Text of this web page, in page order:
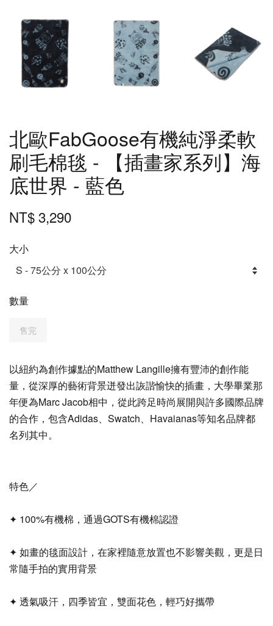
北歐FabGoose有機純淨柔軟
刷毛棉毯 - 【插畫家系列】海
底世界 - 藍色
NT$ 3,290
大小
數量
售完
以紐約為創作據點的Matthew Langille擁有豐沛的創作能
量，從深厚的藝術背景迸發出詼諧愉快的插畫，大學畢業那
年便為Marc Jacob相中，從此跨足時尚展開與許多國際品牌
的合作，包含Adidas、Swatch、Havaianas等知名品牌都
名列其中。
特色／
✦ 100%有機棉，通過GOTS有機棉認證
✦ 如畫的毯面設計，在家裡隨意放置也不影響美觀，更是日
常隨手拍的實用背景
✦ 透氣吸汗，四季皆宜，雙面花色，輕巧好攜帶